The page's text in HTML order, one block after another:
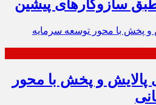
سازوکارهای پیشین
پالایش و پخش با محور